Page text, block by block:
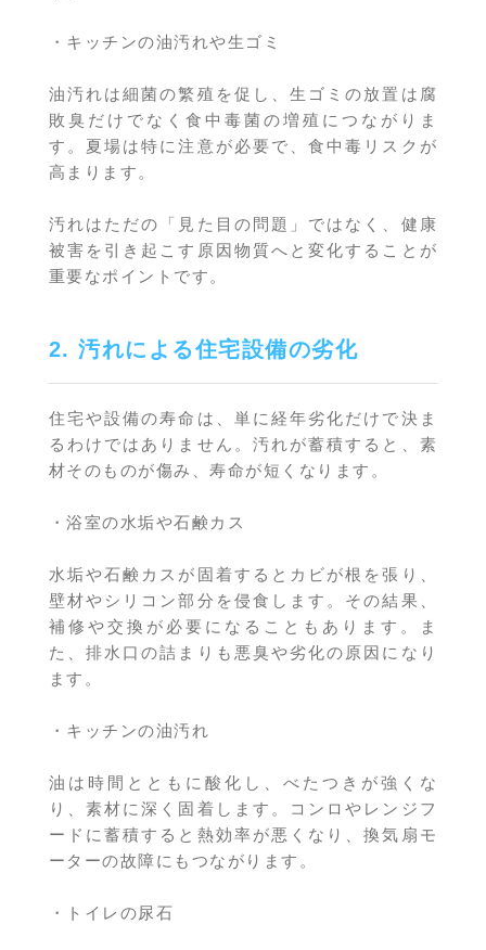
・キッチンの油汚れや生ゴミ
油汚れは細菌の繁殖を促し、生ゴミの放置は腐
敗臭だけでなく食中毒菌の増殖につながりま
す。夏場は特に注意が必要で、食中毒リスクが
高まります。
汚れはただの「見た目の問題」ではなく、健康
被害を引き起こす原因物質へと変化することが
重要なポイントです。
2. 汚れによる住宅設備の劣化
住宅や設備の寿命は、単に経年劣化だけで決ま
るわけではありません。汚れが蓄積すると、素
材そのものが傷み、寿命が短くなります。
・浴室の水垢や石鹸カス
水垢や石鹸カスが固着するとカビが根を張り、
壁材やシリコン部分を侵食します。その結果、
補修や交換が必要になることもあります。ま
た、排水口の詰まりも悪臭や劣化の原因になり
ます。
・キッチンの油汚れ
油は時間とともに酸化し、べたつきが強くな
り、素材に深く固着します。コンロやレンジフ
ードに蓄積すると熱効率が悪くなり、換気扇モ
ーターの故障にもつながります。
・トイレの尿石